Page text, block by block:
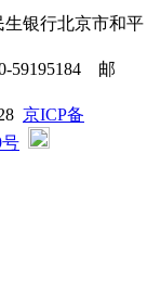
生银行北京市和平
59195184 邮
京ICP备
号